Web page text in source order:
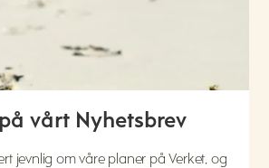
vårt Nyhetsbrev
jevnlig om våre planer på Verket, og